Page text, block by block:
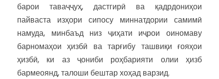
барои таваҷҷуҳ, дастгирӣ ва қадрдониҳои
пайваста изҳори сипосу миннатдории самимӣ
намуда, минбаъд низ ҷиҳати иҷрои оиномаву
барномаҳои ҳизбӣ ва тарғибу ташвиқи ғояҳои
ҳизбӣ, ки аз ҷониби роҳбарияти олии ҳизб
бармеоянд, талоши бештар хоҳад варзид.